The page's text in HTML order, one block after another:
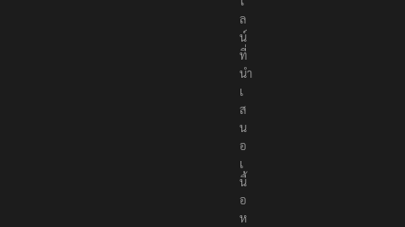
ล
น์
ที่
นำ
เ
ส
น
อ
เ
นื้
อ
ห